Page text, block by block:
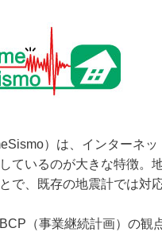
）は、インターネ
ているのが大きな特徴。
で、既存の地震計では対
（事業継続計画）の観